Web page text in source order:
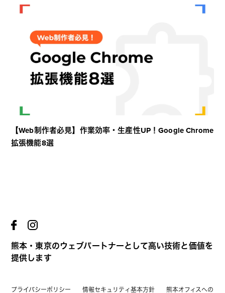
【Web制作者必見】作業効率・生産性UP！Google Chrome
拡張機能8選
熊本・東京のウェブパートナーとして高い技術と価値を
提供します
プライバシーポリシー 情報セキュリティ基本方針 熊本オフィスへの